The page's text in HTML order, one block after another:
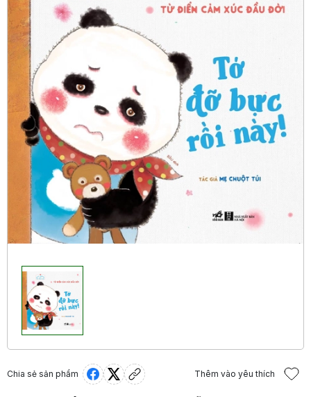
Chia sẻ sản phẩm Thêm vào yêu thích